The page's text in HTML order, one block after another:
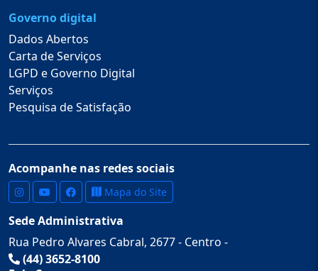
Governo digital
Dados Abertos
Carta de Serviços
LGPD e Governo Digital
Serviços
Pesquisa de Satisfação
Acompanhe nas redes sociais
Mapa do Site
Sede Administrativa
Rua Pedro Alvares Cabral, 2677 - Centro -
(44) 3652-8100